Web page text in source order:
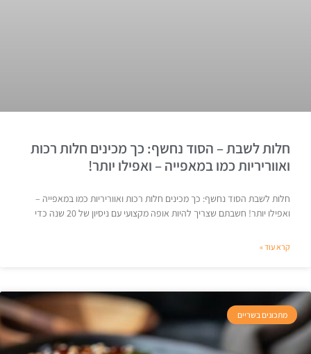
חלות לשבת – הסוד נחשף: כך מכינים חלות רכות
ואווריריות כמו במאפייה – ואפילו יותר!
חלות לשבת הסוד נחשף: כך מכינים חלות רכות ואווריריות כמו במאפייה –
ואפילו יותר! חשבתם שצריך להיות אופה מקצועי עם ניסיון של 20 שנה כדי
קרא עוד »
מתכונים בשריים